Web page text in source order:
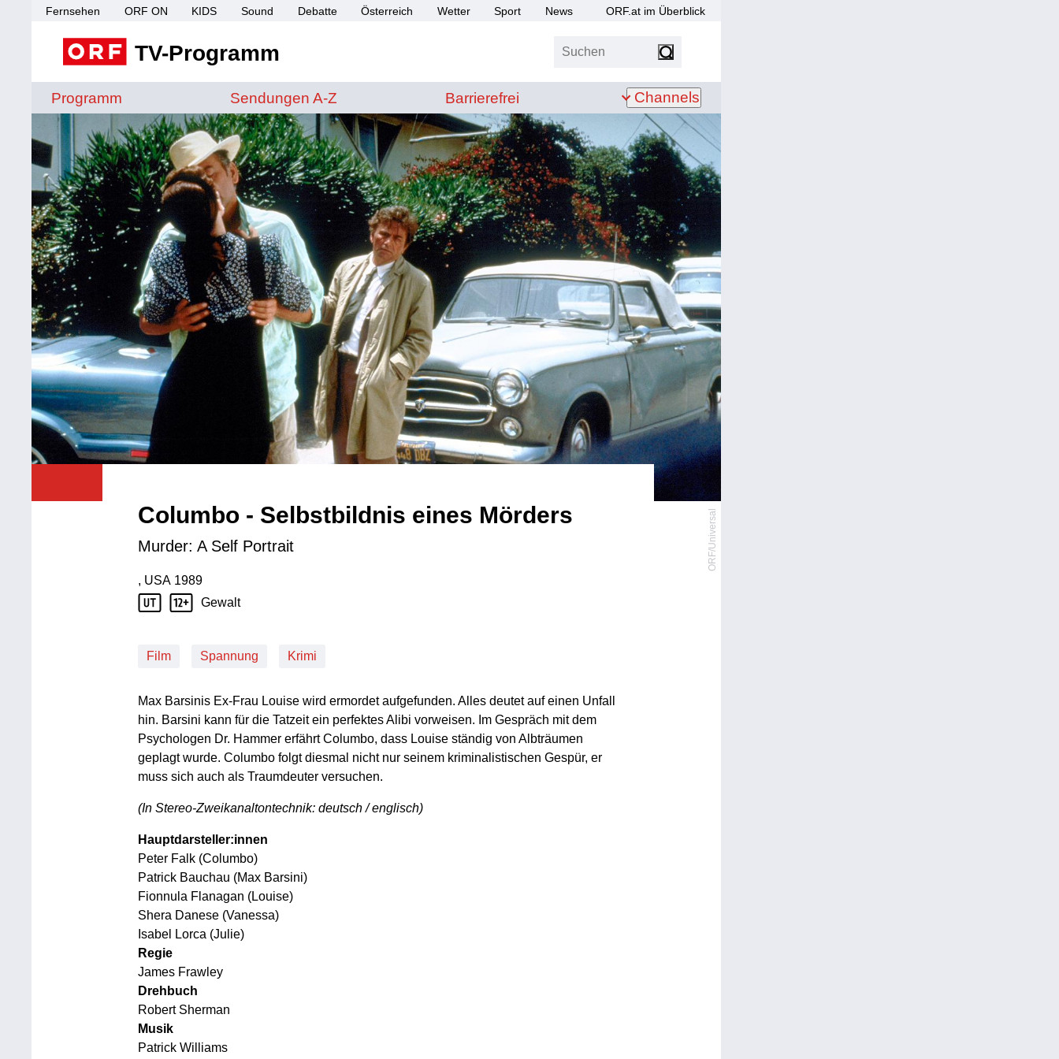
Fernsehen ORF ON KIDS Sound Debatte Österreich Wetter Sport News ORF.at im Überblick
TV-Programm Suchen
Programm Sendungen von A bis Z
Sendungen A-Z Barrierefrei
Barrierefrei Channels
ORF/Universal
Columbo - Selbstbildnis eines Mörders
Murder: A Self Portrait
Produktionsland: USA
, USA
Produktionsjahr: 1989
1989
Jugendschutz Beschreibung: Gewalt
Gewalt
Film Spannung Krimi
Max Barsinis Ex-Frau Louise wird ermordet aufgefunden. Alles deutet auf einen Unfall
hin. Barsini kann für die Tatzeit ein perfektes Alibi vorweisen. Im Gespräch mit dem
Psychologen Dr. Hammer erfährt Columbo, dass Louise ständig von Albträumen
geplagt wurde. Columbo folgt diesmal nicht nur seinem kriminalistischen Gespür, er
muss sich auch als Traumdeuter versuchen.
(In Stereo-Zweikanaltontechnik: deutsch / englisch)
Hauptdarsteller:innen
Peter Falk (Columbo)
Patrick Bauchau (Max Barsini)
Fionnula Flanagan (Louise)
Shera Danese (Vanessa)
Isabel Lorca (Julie)
Regie
James Frawley
Drehbuch
Robert Sherman
Musik
Patrick Williams